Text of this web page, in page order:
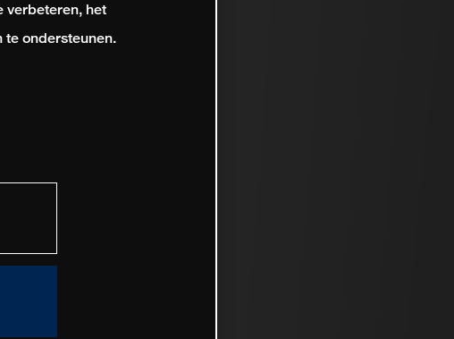
verbeteren, het
te ondersteunen.